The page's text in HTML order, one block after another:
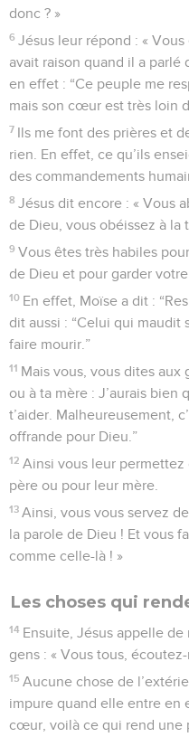
donc ? »
6 Jésus leur répond : «
avait raison quand il a parlé
en effet : “Ce peuple me
mais son cœur est très loin
7 Ils me font des prières et
rien. En effet, ce qu’ils
des commandements
8 Jésus dit encore : « Vous
de Dieu, vous obéissez à la
9 Vous êtes très habiles
de Dieu et pour garder
10 En effet, Moïse a dit :
dit aussi : “Celui qui maudit
faire mourir.”
11 Mais vous, vous dites aux
ou à ta mère : J’aurais
t’aider. Malheureusement,
offrande pour Dieu.”
12 Ainsi vous leur
père ou pour leur mère.
13 Ainsi, vous vous servez
la parole de Dieu ! Et vous
comme celle-là ! »
Les choses qui
14 Ensuite, Jésus appelle
gens : « Vous tous,
15 Aucune chose de
impure quand elle entre en
cœur, voilà ce qui rend une